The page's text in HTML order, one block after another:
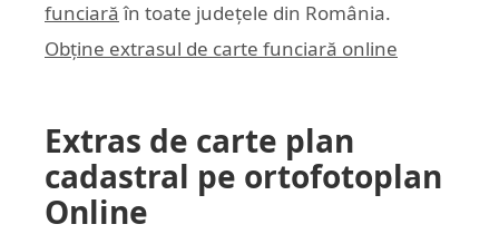
funciară în toate județele din România.
Obține extrasul de carte funciară online
Extras de carte plan
cadastral pe ortofotoplan
Online